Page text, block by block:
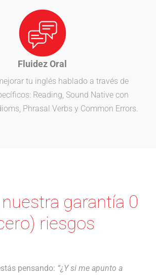
Fluidez Oral
tu inglés hablado a través de
Reading, Sound Native con
Phrasal Verbs y Common Errors.
garantía 0
riesgos
pensando: “¿Y si me apunto a